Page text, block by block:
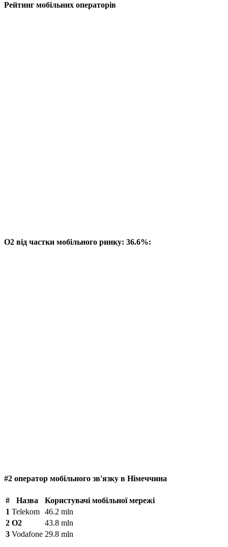
Рейтинг мобільних операторів
O2 від частки мобільного ринку: 36.6%:
#2 оператор мобільного зв'язку в Німеччина
# Назва
Користувачі мобільної мережі
1 Telekom 46.2 mln
2 O2
43.8 mln
3 Vodafone 29.8 mln